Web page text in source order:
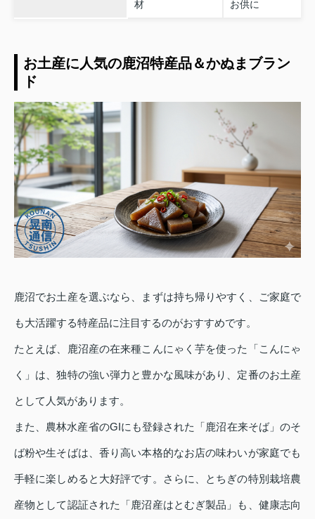
材
お供に
お土産に人気の鹿沼特産品＆かぬまブラン
ド
鹿沼でお土産を選ぶなら、まずは持ち帰りやすく、ご家庭で
も大活躍する特産品に注目するのがおすすめです。
たとえば、鹿沼産の在来種こんにゃく芋を使った「こんにゃ
く」は、独特の強い弾力と豊かな風味があり、定番のお土産
として人気があります。
また、農林水産省のGIにも登録された「鹿沼在来そば」のそ
ば粉や生そばは、香り高い本格的なお店の味わいが家庭でも
手軽に楽しめると大好評です。さらに、とちぎの特別栽培農
産物として認証された「鹿沼産はとむぎ製品」も、健康志向